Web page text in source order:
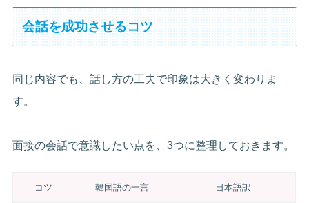
会話を成功させるコツ
同じ内容でも、話し方の工夫で印象は大きく変わりま
す。
面接の会話で意識したい点を、3つに整理しておきます。
コツ 韓国語の一言 日本語訳